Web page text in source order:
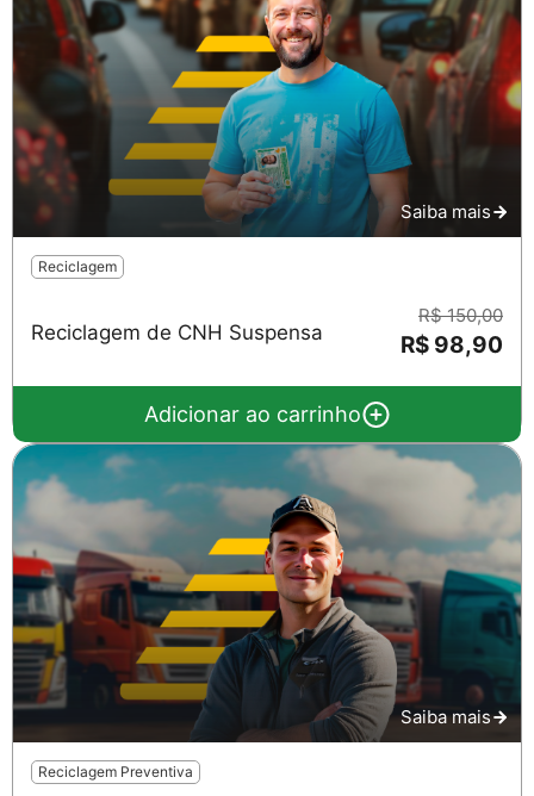
Saiba mais
Reciclagem
Reciclagem de CNH Suspensa
R$ 150,00
R$ 98,90
Adicionar ao carrinho
Saiba mais
Reciclagem Preventiva